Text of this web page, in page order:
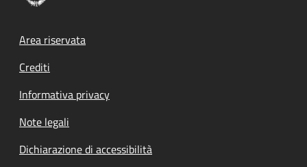
Footer menu
Area riservata
Crediti
Informativa privacy
Note legali
Dichiarazione di accessibilità